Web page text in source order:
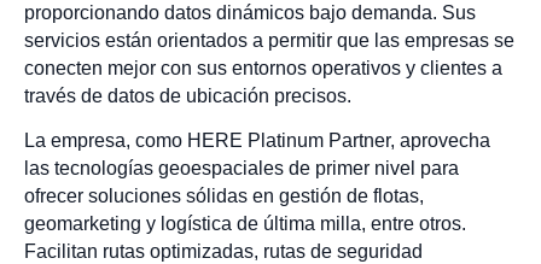
proporcionando datos dinámicos bajo demanda. Sus
servicios están orientados a permitir que las empresas se
conecten mejor con sus entornos operativos y clientes a
través de datos de ubicación precisos.
La empresa, como HERE Platinum Partner, aprovecha
las tecnologías geoespaciales de primer nivel para
ofrecer soluciones sólidas en gestión de flotas,
geomarketing y logística de última milla, entre otros.
Facilitan rutas optimizadas, rutas de seguridad